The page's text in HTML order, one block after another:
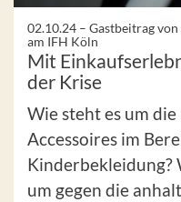
02.10.24 – Gastbeitrag
am IFH Köln
Mit
der Krise
Wie steht es um
Accessoires im
Kinderbekleidung?
um gegen die